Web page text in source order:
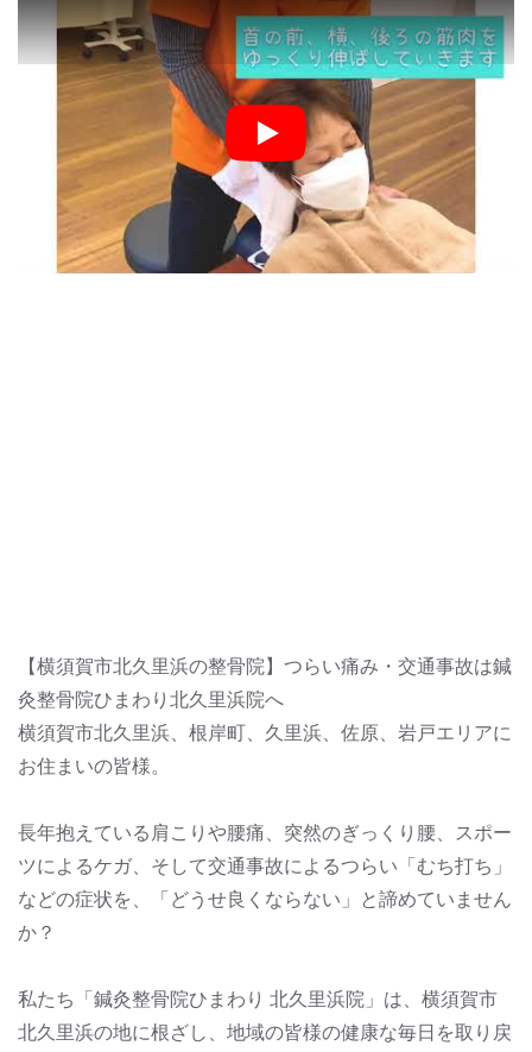
Play
【横須賀市北久里浜の整骨院】つらい痛み・交通事故は鍼
灸整骨院ひまわり北久里浜院へ
横須賀市北久里浜、根岸町、久里浜、佐原、岩戸エリアに
お住まいの皆様。
長年抱えている肩こりや腰痛、突然のぎっくり腰、スポー
ツによるケガ、そして交通事故によるつらい「むち打ち」
などの症状を、「どうせ良くならない」と諦めていません
か？
私たち「鍼灸整骨院ひまわり 北久里浜院」は、横須賀市
北久里浜の地に根ざし、地域の皆様の健康な毎日を取り戻